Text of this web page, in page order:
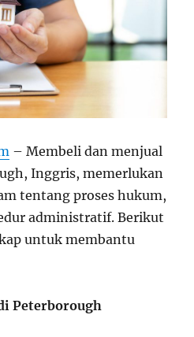
– Membeli dan menjual
Inggris, memerlukan
tentang proses hukum,
administratif. Berikut
untuk membantu
Peterborough